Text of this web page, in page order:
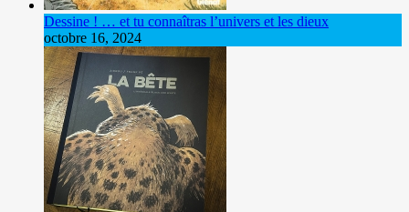
Dessine ! … et tu connaîtras l’univers et les dieux
octobre 16, 2024